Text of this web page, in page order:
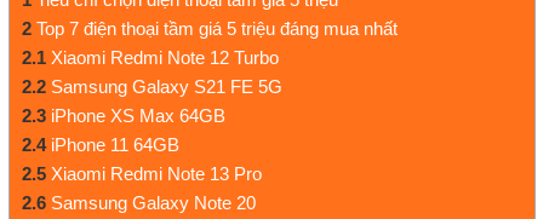
2 Top 7 điện thoại tầm giá 5 triệu đáng mua nhất
2.1 Xiaomi Redmi Note 12 Turbo
2.2 Samsung Galaxy S21 FE 5G
2.3 iPhone XS Max 64GB
2.4 iPhone 11 64GB
2.5 Xiaomi Redmi Note 13 Pro
2.6 Samsung Galaxy Note 20